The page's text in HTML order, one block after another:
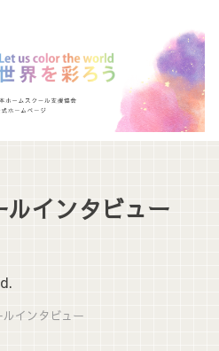
ルインタビュー
インタビュー